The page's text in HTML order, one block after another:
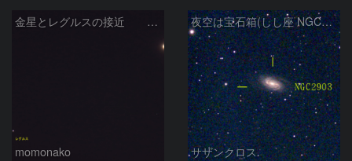
金星とレグルスの接近 260709
momonako
夜空は宝石箱(しし座 NGC2903) Seestar50
サザンクロス